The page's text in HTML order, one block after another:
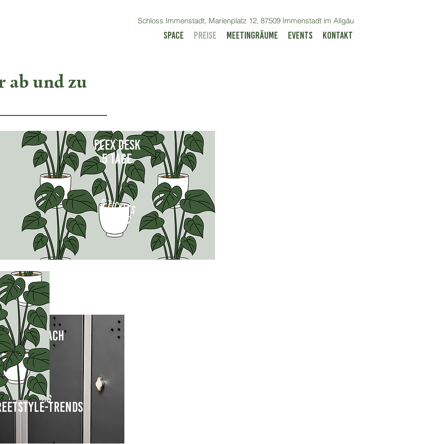
Schloss Immenstadt, Marienplatz 12, 87509 Immenstadt im Allgäu
Space Preise Meetingräume Events Kontakt
an:
Flex Desk
Schließfach
15 € / Tag
Trends
Streetstyle-Trends
Flex Desk
5 tage
5 Tickets
für 75 €
ab und zu